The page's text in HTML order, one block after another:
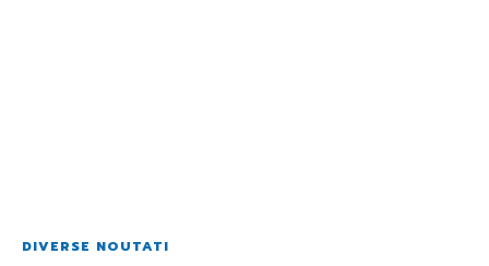
DIVERSE NOUTATI